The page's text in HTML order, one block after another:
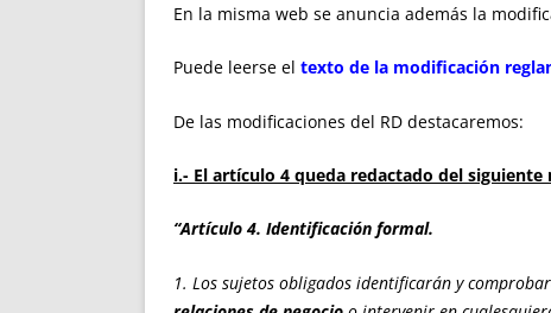
En la misma web se anuncia además la
Puede leerse el texto de la modificación
De las modificaciones del RD destacaremos:
i.- El artículo 4 queda redactado del siguiente
“Artículo 4. Identificación formal.
1. Los sujetos obligados identificarán y